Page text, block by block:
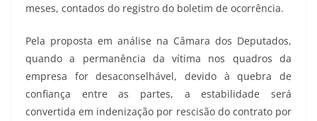
meses, contados do registro do boletim de ocorrência.
Pela proposta em análise na Câmara dos Deputados,
quando a permanência da vítima nos quadros da
empresa for desaconselhável, devido à quebra de
confiança entre as partes, a estabilidade será
convertida em indenização por rescisão do contrato por